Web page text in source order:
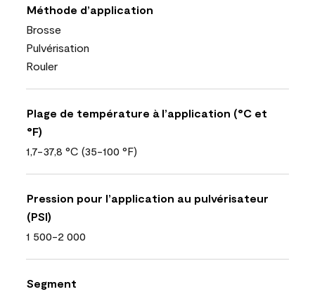
Méthode d’application
Brosse
Pulvérisation
Rouler
Plage de température à l’application (°C et
°F)
1,7-37,8 °C (35-100 °F)
Pression pour l’application au pulvérisateur
(PSI)
1 500-2 000
Segment